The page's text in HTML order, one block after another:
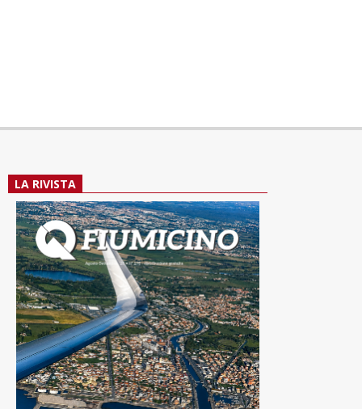
LA RIVISTA